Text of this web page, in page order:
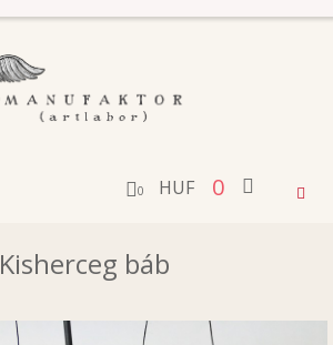
0
HUF
0
Kisherceg báb